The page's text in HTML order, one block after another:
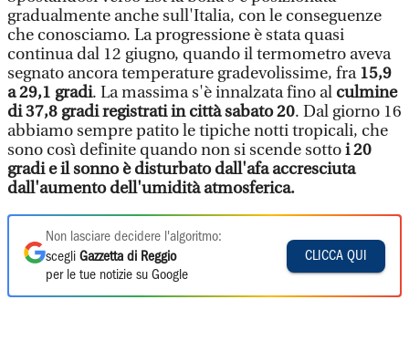
gradualmente anche sull'Italia, con le conseguenze
che conosciamo. La progressione è stata quasi
continua dal 12 giugno, quando il termometro aveva
segnato ancora temperature gradevolissime, fra 15,9
a 29,1 gradi. La massima s'è innalzata fino al culmine
di 37,8 gradi registrati in città sabato 20. Dal giorno 16
abbiamo sempre patito le tipiche notti tropicali, che
sono così definite quando non si scende sottoi 20
gradi e il sonno è disturbato dall'afa accresciuta
dall'aumento dell'umidità atmosferica.
Non lasciare decidere l'algoritmo:
scegli Gazzetta di Reggio
per le tue notizie su Google
CLICCA QUI